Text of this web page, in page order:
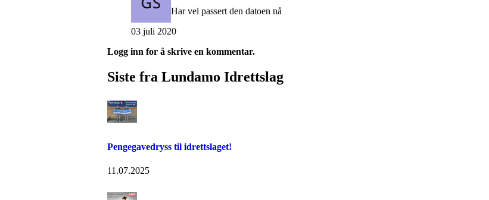
Har vel passert den datoen nå
03 juli 2020
Logg inn for å skrive en kommentar.
Siste fra Lundamo Idrettslag
Pengegavedryss til idrettslaget!
11.07.2025